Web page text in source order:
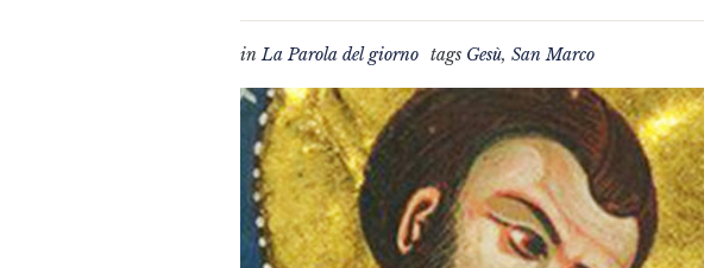
inLa Parola del giorno tags Gesù, San Marco